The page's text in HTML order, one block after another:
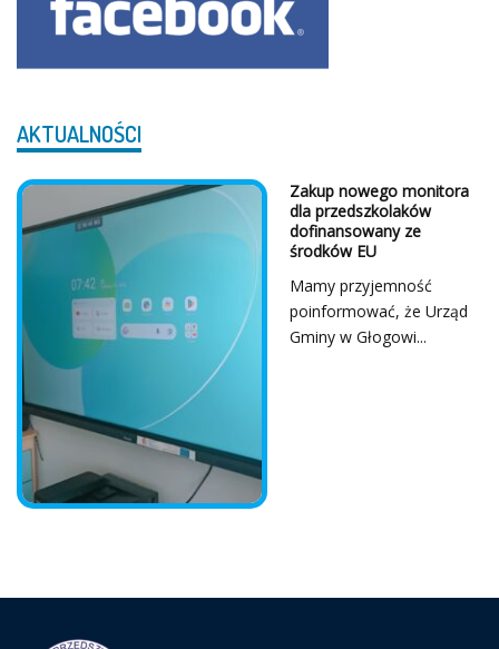
AKTUALNOŚCI
Z Serca Dziękujemy!
...